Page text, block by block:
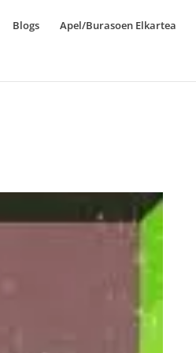
Blogs Apel/Burasoen Elkartea